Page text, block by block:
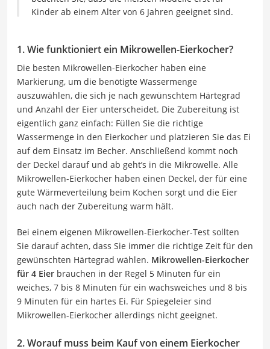
Kinder ab einem Alter von 6 Jahren geeignet sind.
1. Wie funktioniert ein Mikrowellen-Eierkocher?
Die besten Mikrowellen-Eierkocher haben eine
Markierung, um die benötigte Wassermenge
auszuwählen, die sich je nach gewünschtem Härtegrad
und Anzahl der Eier unterscheidet. Die Zubereitung ist
eigentlich ganz einfach: Füllen Sie die richtige
Wassermenge in den Eierkocher und platzieren Sie das Ei
auf dem Einsatz im Becher. Anschließend kommt noch
der Deckel darauf und ab geht’s in die Mikrowelle. Alle
Mikrowellen-Eierkocher haben einen Deckel, der für eine
gute Wärmeverteilung beim Kochen sorgt und die Eier
auch nach der Zubereitung warm hält.
Bei einem eigenen Mikrowellen-Eierkocher-Test sollten
Sie darauf achten, dass Sie immer die richtige Zeit für den
gewünschten Härtegrad wählen. Mikrowellen-Eierkocher
für 4 Eier brauchen in der Regel 5 Minuten für ein
weiches, 7 bis 8 Minuten für ein wachsweiches und 8 bis
9 Minuten für ein hartes Ei. Für Spiegeleier sind
Mikrowellen-Eierkocher allerdings nicht geeignet.
2. Worauf muss beim Kauf von einem Eierkocher